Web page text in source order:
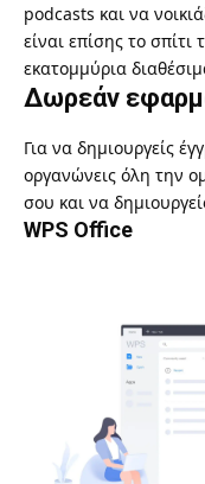
podcasts και να
είναι επίσης το
εκατομμύρια
Δωρεάν
Για να δημιουργείς
οργανώνεις όλη την
σου και να
WPS Office